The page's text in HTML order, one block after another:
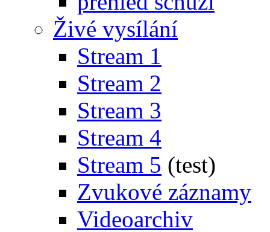
Živé vysílání
Stream 1
Stream 2
Stream 3
Stream 4
Stream 5 (test)
Zvukové záznamy
Videoarchiv